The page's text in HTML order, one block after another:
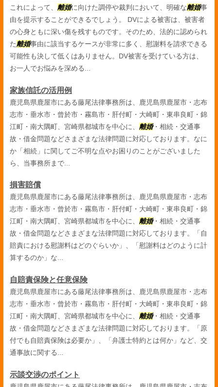
これによって、 離婚に向けた調停や裁判において、明確な離婚事
由を提示することができるでしょう。 DVによる被害は、被害者
の心身ともに深い傷を残すものです。そのため、法的に認められ
た離婚事由に該当するケースが非常に多く、慰謝料を請求できる
可能性も決して低くはありません。DV被害を受けている方は、
お一人でお悩みを深める...
家族信託の活用例
鹿児島県鹿屋市にある藤尾法律事務所は、鹿児島県鹿屋市・志布
志市・垂水市・曾於市・霧島市・肝付町・大崎町・東串良町・錦
江町・南大隅町、宮崎県都城市を中心に、 離婚・相続・交通事
故・借金問題などさまざまな法律問題に対応しております。なに
か「相続」に関してご不明な点やお困りのことがございました
ら、当事務所まで...
損害賠償
鹿児島県鹿屋市にある藤尾法律事務所は、鹿児島県鹿屋市・志布
志市・垂水市・曾於市・霧島市・肝付町・大崎町・東串良町・錦
江町・南大隅町、宮崎県都城市を中心に、 離婚・相続・交通事
故・借金問題などさまざまな法律問題に対応しております。「自
賠責における慰謝料はどのぐらいか」、「慰謝料はどのように計
算するのか」な...
自賠責保険と任意保険
鹿児島県鹿屋市にある藤尾法律事務所は、鹿児島県鹿屋市・志布
志市・垂水市・曾於市・霧島市・肝付町・大崎町・東串良町・錦
江町・南大隅町、宮崎県都城市を中心に、 離婚・相続・交通事
故・借金問題などさまざまな法律問題に対応しております。「原
付でも自賠責保険は必要か」、「弁護士特約とは何か」など、交
通事故に関する...
示談交渉のポイント